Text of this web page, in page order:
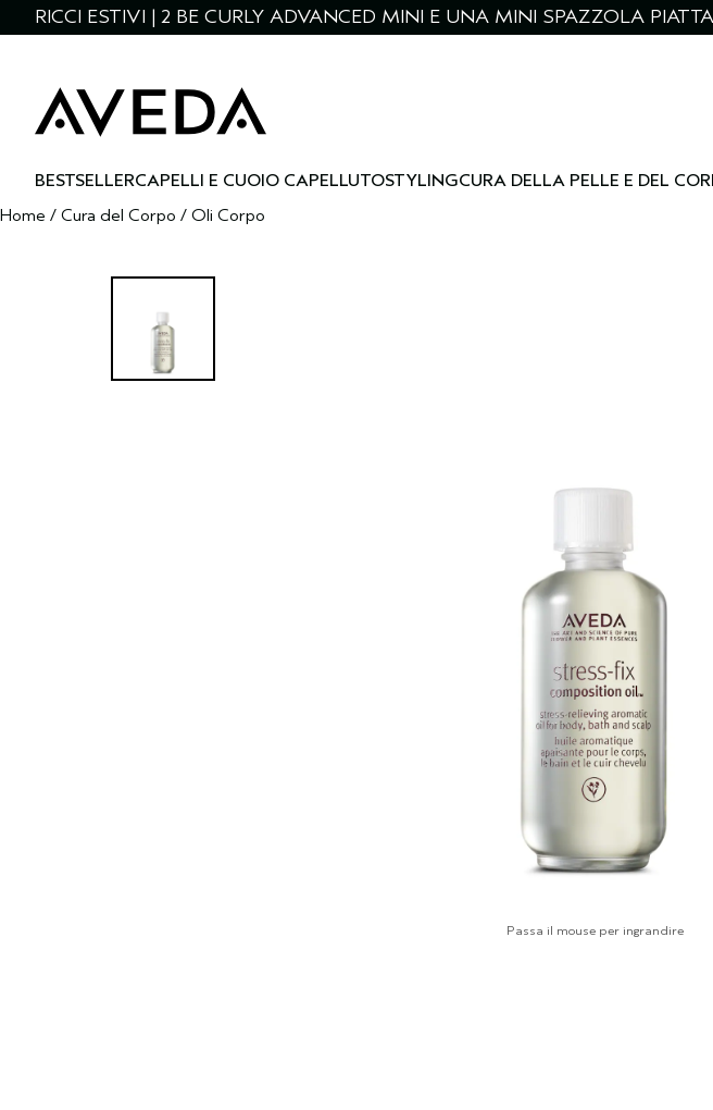
RICCI ESTIVI | 2 BE CURLY ADVANCED MINI E UNA MINI SPAZZOLA
BESTSELLERCAPELLI E CUOIO CAPELLUTOSTYLINGCURA DELLA PELLE E DEL
Home / Cura del Corpo / Oli Corpo
Passa il mouse per ingrandire